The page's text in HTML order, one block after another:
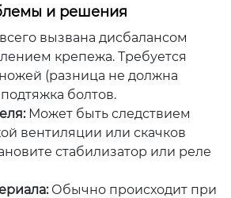
и решения
вызвана дисбалансом
крепежа. Требуется
(разница не должна
болтов.
Может быть следствием
вентиляции или скачков
стабилизатор или реле
Обычно происходит при